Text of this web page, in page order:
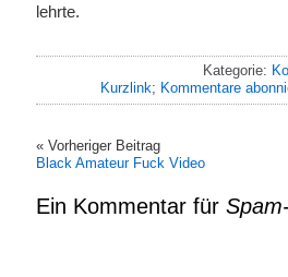
lehrte.
Kategorie:
Kurzlink; Kommentare
« Vorheriger Beitrag
Black Amateur Fuck Video
Ein Kommentar für